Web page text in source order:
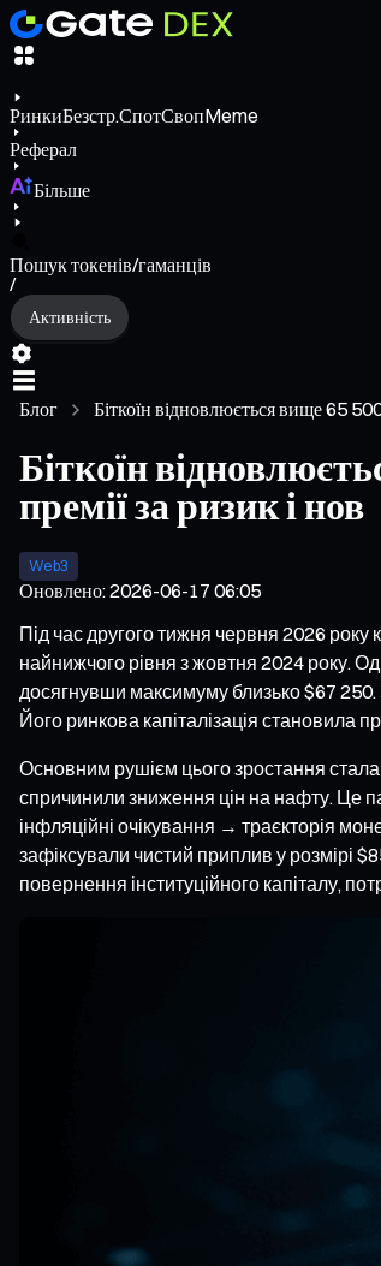
РинкиБезстр.СпотСвопMeme
Реферал
Більше
Пошук токенів/гаманців
/
Активність
Блог Біткоїн відновлюється вище 65
Біткоїн
премії за ризик і нов
Web3
Оновлено:2026-06-17 06:05
Під час другого тижня червня 2026 року
найнижчого рівня з жовтня 2024 року.
досягнувши максимуму близько $67
Його ринкова капіталізація становила
Основним рушієм цього зростання стала
спричинили зниження цін на нафту. Це
інфляційні очікування → траєкторія
зафіксували чистий приплив у розмірі
повернення інституційного капіталу,